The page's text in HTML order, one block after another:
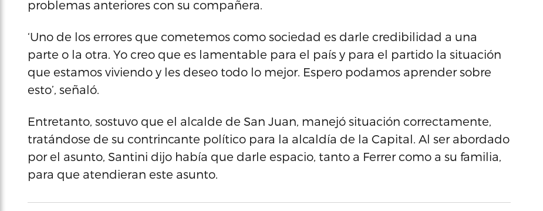
problemas anteriores con su compañera.
‘Uno de los errores que cometemos como sociedad es darle credibilidad a una
parte o la otra. Yo creo que es lamentable para el país y para el partido la situación
que estamos viviendo y les deseo todo lo mejor. Espero podamos aprender sobre
esto’, señaló.
Entretanto, sostuvo que el alcalde de San Juan, manejó situación correctamente,
tratándose de su contrincante político para la alcaldía de la Capital. Al ser abordado
por el asunto, Santini dijo había que darle espacio, tanto a Ferrer como a su familia,
para que atendieran este asunto.